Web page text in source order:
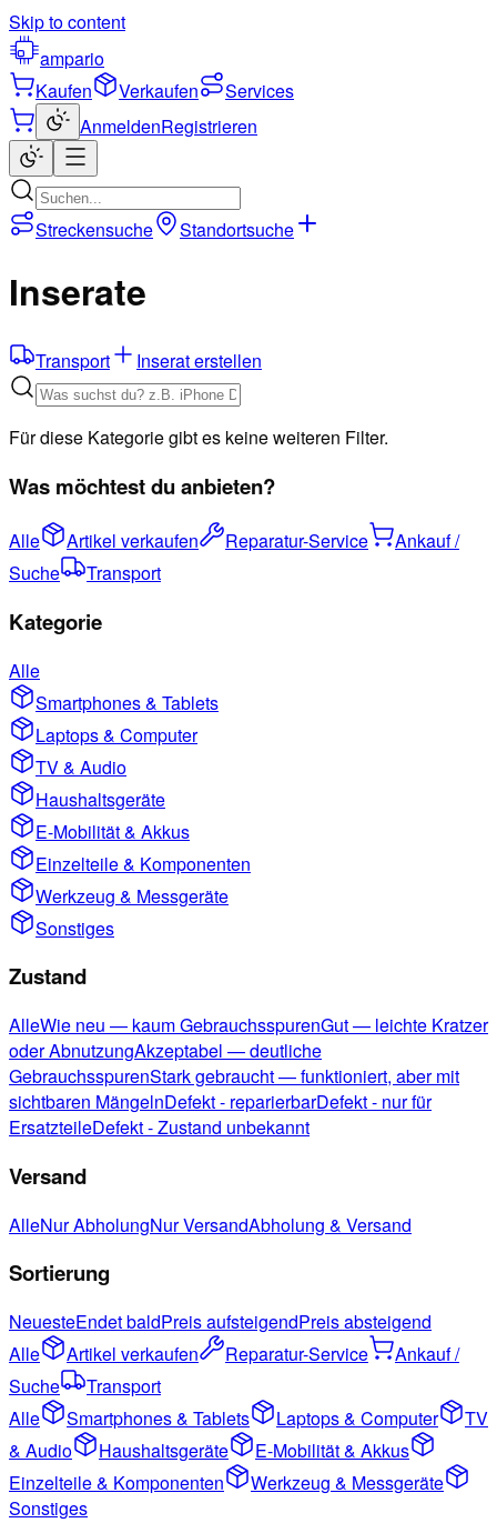
Skip to content
ampario
Kaufen
Verkaufen
Services
AnmeldenRegistrieren
Streckensuche Standortsuche
Inserate
Transport Inserat erstellen
Für diese Kategorie gibt es keine weiteren Filter.
Was möchtest du anbieten?
Alle Artikel verkaufen Reparatur-Service
Ankauf /
Suche
Transport
Kategorie
Alle
Smartphones & Tablets
Laptops & Computer
TV & Audio
Haushaltsgeräte
E-Mobilität & Akkus
Einzelteile & Komponenten
Werkzeug & Messgeräte
Sonstiges
Zustand
AlleWie neu — kaum GebrauchsspurenGut — leichte Kratzer
oder AbnutzungAkzeptabel — deutliche
GebrauchsspurenStark gebraucht — funktioniert, aber mit
sichtbaren MängelnDefekt - reparierbarDefekt - nur für
ErsatzteileDefekt - Zustand unbekannt
Versand
AlleNur AbholungNur VersandAbholung & Versand
Sortierung
NeuesteEndet baldPreis aufsteigendPreis absteigend
Alle
Artikel verkaufen Reparatur-Service
Ankauf /
Suche
Transport
Alle
Smartphones & Tablets Laptops & Computer
TV
& Audio
Haushaltsgeräte
E-Mobilität & Akkus
Einzelteile & Komponenten
Werkzeug & Messgeräte
Sonstiges